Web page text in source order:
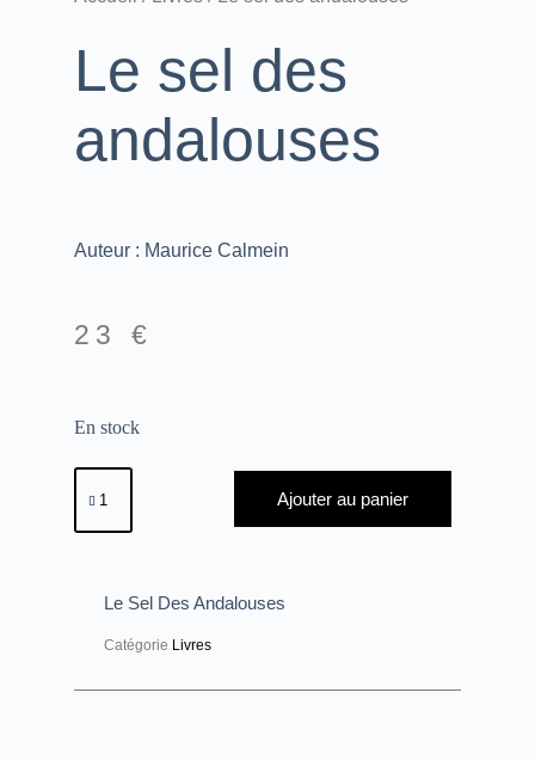
Le sel des
andalouses
Auteur : Maurice Calmein
23€
En stock
Ajouter au panier
Le Sel Des Andalouses
Catégorie Livres